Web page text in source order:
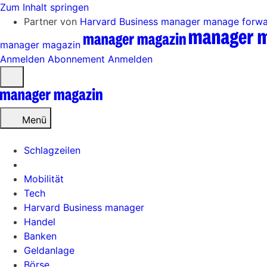
Zum Inhalt springen
Partner von Harvard Business manager manage
manager magazin
Anmelden Abonnement Anmelden
öffnen
Menü
Schlagzeilen
Mobilität
Tech
Harvard Business manager
Handel
Banken
Geldanlage
Börse